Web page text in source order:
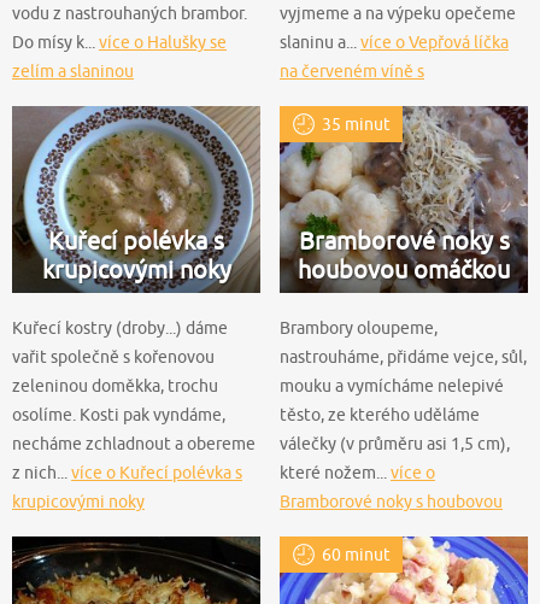
vodu z nastrouhaných brambor.
Do mísy k...více o Halušky se
zelím a slaninou
vyjmeme a na výpeku opečeme
slaninu a...více o Vepřová líčka
na červeném víně s
Kuřecí polévka s
krupicovými noky
Kuřecí kostry (droby...) dáme
vařit společně s kořenovou
zeleninou doměkka, trochu
osolíme. Kosti pak vyndáme,
necháme zchladnout a obereme
z nich... více o Kuřecí polévka s
krupicovými noky
35 minut
Bramborové noky s
houbovou omáčkou
Brambory oloupeme,
nastrouháme, přidáme vejce, sůl,
mouku a vymícháme nelepivé
těsto, ze kterého uděláme
válečky (v průměru asi 1,5 cm),
které nožem... více o
Bramborové noky s houbovou
60 minut